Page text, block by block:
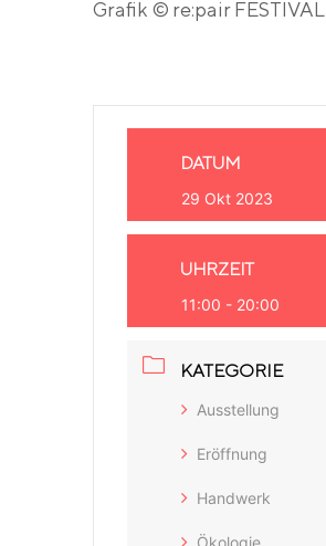
Grafik © re:pair FESTIVAL
DATUM
29 Okt 2023
UHRZEIT
11:00 - 20:00
KATEGORIE
Ausstellung
Eröffnung
Handwerk